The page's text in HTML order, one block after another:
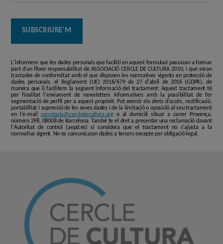
L'informem que les dades personals que faciliti en aquest formulari passaran a formar
part d'un fitxer responsabilitat de ASSOCIACIÓ CERCLE DE CULTURA 2010, i que seran
tractades de conformitat amb el que disposen les normatives vigents en protecció de
dades personals, el Reglament (UE) 2016/679 de 27 d'abril de 2016 (GDPR), de
manera que li facilitem la següent informació del tractament: Aquest tractament té
per finalitat l'enviament de newsletters informatives amb la possibilitat de fer
segmentació de perfil per a aquest propòsit. Pot exercir els drets d'accés, rectificació,
portabilitat i supressió de les seves dades i de la limitació o oposició al seu tractament
en l'e-mail secretaria@cercledecultura.orgo al domicili situat a carrer Provença,
número 298, 08008 de Barcelona. També te el dret a presentar una reclamació davant
l'Autoritat de control (aepd.es) si considera que el tractament no s'ajusta a la
normativa vigent. No es comunicaran dades a tercers excepte per obligació legal.